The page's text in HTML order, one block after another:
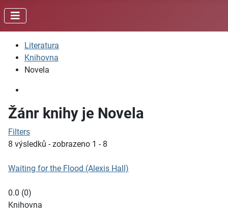
Literatura
Knihovna
Novela
Žánr knihy je Novela
Filters
8 výsledků - zobrazeno 1 - 8
Waiting for the Flood (Alexis Hall)
0.0 (0)
Knihovna